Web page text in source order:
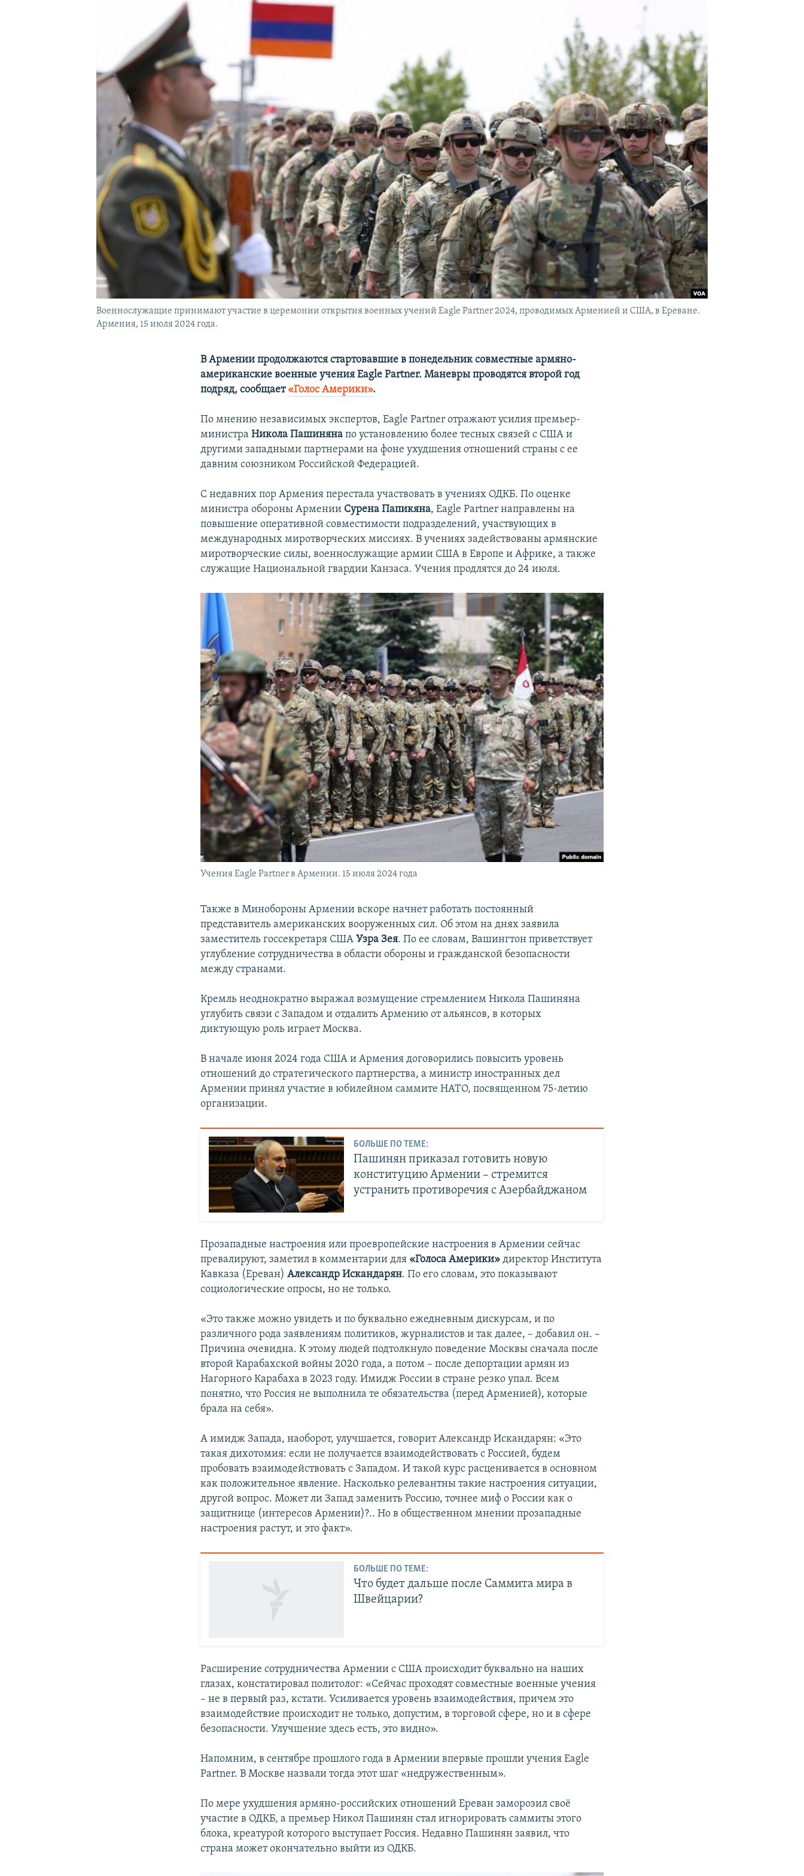
УКРАИНСКАЯ ПРОБЛЕМА КРЫМА
Военнослужащие принимают участие в церемонии открытия военных учений Eagle Partner 2024, проводимых Арменией и США, в Ереване.
Армения, 15 июля 2024 года.
В Армении продолжаются стартовавшие в понедельник совместные армяно-
американские военные учения Eagle Partner. Маневры проводятся второй год
подряд, сообщает «Голос Америки».
По мнению независимых экспертов, Eagle Partner отражают усилия премьер-
министраНикола Пашиняна по установлению более тесных связей с США и
другими западными партнерами на фоне ухудшения отношений страны с ее
давним союзником Российской Федерацией.
С недавних пор Армения перестала участвовать в учениях ОДКБ. По оценке
министра обороны Армении Сурена Папикяна, Eagle Partner направлены на
повышение оперативной совместимости подразделений, участвующих в
международных миротворческих миссиях. В учениях задействованы армянские
миротворческие силы, военнослужащие армии США в Европе и Африке, а также
служащие Национальной гвардии Канзаса. Учения продлятся до 24 июля.
Учения Eagle Partner в Армении. 15 июля 2024 года
Также в Минобороны Армении вскоре начнет работать постоянный
представитель американских вооруженных сил. Об этом на днях заявила
заместитель госсекретаря СШАУзра Зея. По ее словам, Вашингтон приветствует
углубление сотрудничества в области обороны и гражданской безопасности
между странами.
Кремль неоднократно выражал возмущение стремлением Никола Пашиняна
углубить связи с Западом и отдалить Армению от альянсов, в которых
диктующую роль играет Москва.
В начале июня 2024 года США и Армения договорились повысить уровень
отношений до стратегического партнерства, а министр иностранных дел
Армении принял участие в юбилейном саммите НАТО, посвященном 75-летию
организации.
БОЛЬШЕ ПО ТЕМЕ:
Пашинян приказал готовить новую
конституцию Армении – стремится
устранить противоречия с Азербайджаном
Прозападные настроения или проевропейские настроения в Армении сейчас
превалируют, заметил в комментарии для «Голоса Америки» директор Института
Кавказа (Ереван) Александр Искандарян. По его словам, это показывают
социологические опросы, но не только.
«Это также можно увидеть и по буквально ежедневным дискурсам, и по
различного рода заявлениям политиков, журналистов и так далее, – добавил он. –
Причина очевидна. К этому людей подтолкнуло поведение Москвы сначала после
второй Карабахской войны 2020 года, а потом – после депортации армян из
Нагорного Карабаха в 2023 году. Имидж России в стране резко упал. Всем
понятно, что Россия не выполнила те обязательства (перед Арменией), которые
брала на себя».
А имидж Запада, наоборот, улучшается, говорит Александр Искандарян: «Это
такая дихотомия: если не получается взаимодействовать с Россией, будем
пробовать взаимодействовать с Западом. И такой курс расценивается в основном
как положительное явление. Насколько релевантны такие настроения ситуации,
другой вопрос. Может ли Запад заменить Россию, точнее миф о России как о
защитнице (интересов Армении)?.. Но в общественном мнении прозападные
настроения растут, и это факт».
БОЛЬШЕ ПО ТЕМЕ:
Что будет дальше после Саммита мира в
Швейцарии?
Расширение сотрудничества Армении с США происходит буквально на наших
глазах, констатировал политолог: «Сейчас проходят совместные военные учения
– не в первый раз, кстати. Усиливается уровень взаимодействия, причем это
взаимодействие происходит не только, допустим, в торговой сфере, но и в сфере
безопасности. Улучшение здесь есть, это видно».
Напомним, в сентябре прошлого года в Армении впервые прошли учения Eagle
Partner. В Москве назвали тогда этот шаг «недружественным».
По мере ухудшения армяно-российских отношений Ереван заморозил своё
участие в ОДКБ, а премьер Никол Пашинян стал игнорировать саммиты этого
блока, креатурой которого выступает Россия. Недавно Пашинян заявил, что
страна может окончательно выйти из ОДКБ.